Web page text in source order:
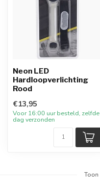
Neon LED
Hardloopverlichting
Rood
€13,95
Voor 16:00 uur besteld, zelfde
dag verzonden
Toon